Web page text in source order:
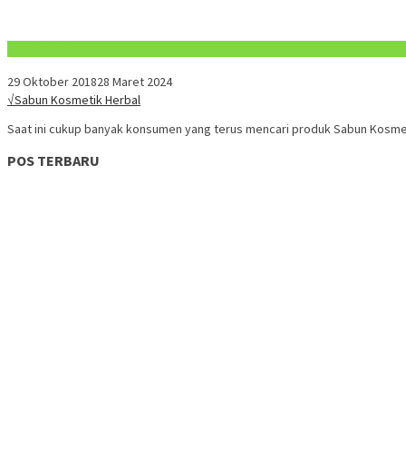
29 Oktober 201828 Maret 2024
√Sabun Kosmetik Herbal
Saat ini cukup banyak konsumen yang terus mencari produk Sabun
POS TERBARU